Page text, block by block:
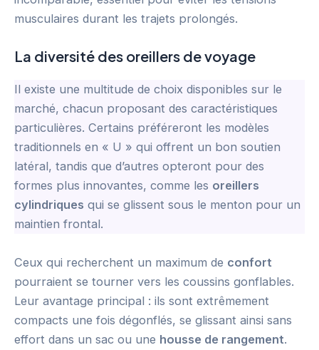
musculaires durant les trajets prolongés.
La diversité des oreillers de voyage
Il existe une multitude de choix disponibles sur le
marché, chacun proposant des caractéristiques
particulières. Certains préféreront les modèles
traditionnels en « U » qui offrent un bon soutien
latéral, tandis que d’autres opteront pour des
formes plus innovantes, comme les oreillers
cylindriques qui se glissent sous le menton pour un
maintien frontal.
Ceux qui recherchent un maximum de confort
pourraient se tourner vers les coussins gonflables.
Leur avantage principal : ils sont extrêmement
compacts une fois dégonflés, se glissant ainsi sans
effort dans un sac ou une housse de rangement.